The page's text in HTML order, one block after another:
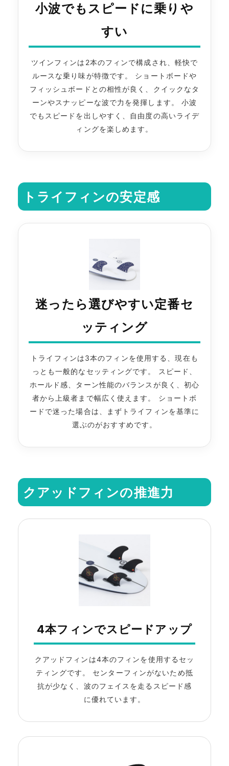
小波でもスピードに乗りや
すい
ツインフィンは2本のフィンで構成され、軽快で
ルースな乗り味が特徴です。 ショートボードや
フィッシュボードとの相性が良く、クイックなタ
ーンやスナッピーな波で力を発揮します。 小波
でもスピードを出しやすく、自由度の高いライデ
ィングを楽しめます。
トライフィンの安定感
迷ったら選びやすい定番セ
ッティング
トライフィンは3本のフィンを使用する、現在も
っとも一般的なセッティングです。 スピード、
ホールド感、ターン性能のバランスが良く、初心
者から上級者まで幅広く使えます。 ショートボ
ードで迷った場合は、まずトライフィンを基準に
選ぶのがおすすめです。
クアッドフィンの推進力
4本フィンでスピードアップ
クアッドフィンは4本のフィンを使用するセッ
ティングです。 センターフィンがないため抵
抗が少なく、波のフェイスを走るスピード感
に優れています。